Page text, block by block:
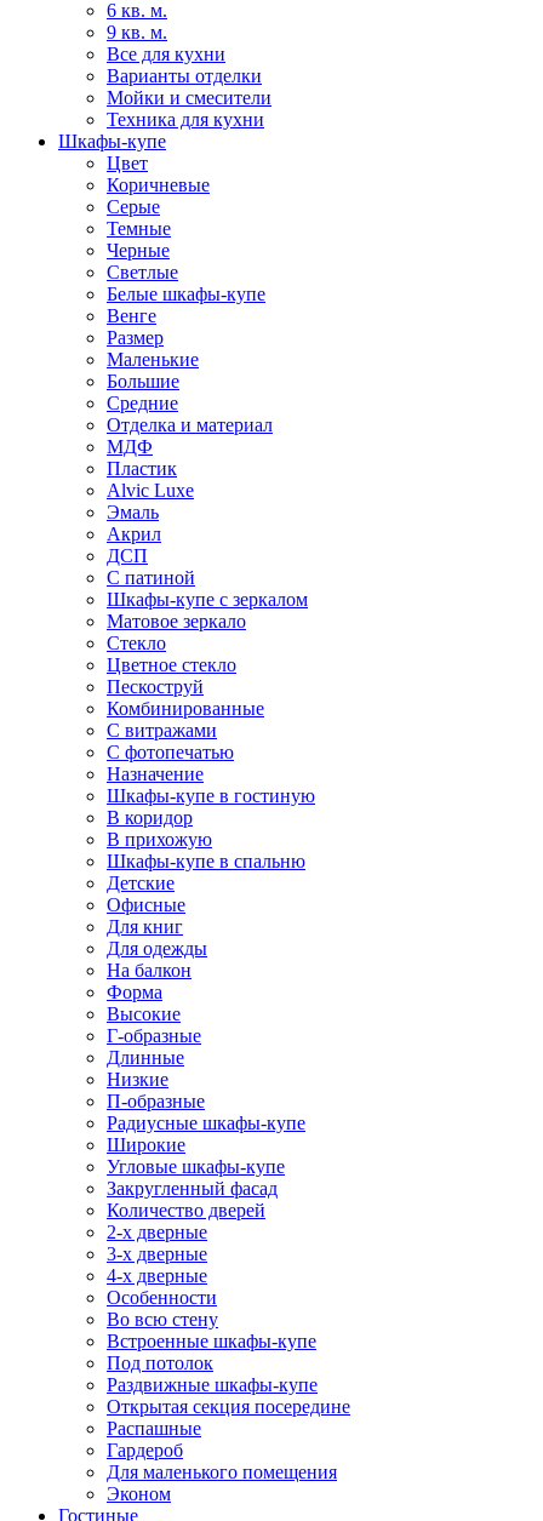
6 кв. м.
9 кв. м.
Все для кухни
Варианты отделки
Мойки и смесители
Техника для кухни
Шкафы-купе
Цвет
Коричневые
Серые
Темные
Черные
Светлые
Белые шкафы-купе
Венге
Размер
Маленькие
Большие
Средние
Отделка и материал
МДФ
Пластик
Alvic Luxe
Эмаль
Акрил
ДСП
С патиной
Шкафы-купе с зеркалом
Матовое зеркало
Стекло
Цветное стекло
Пескоструй
Комбинированные
С витражами
С фотопечатью
Назначение
Шкафы-купе в гостиную
В коридор
В прихожую
Шкафы-купе в спальню
Детские
Офисные
Для книг
Для одежды
На балкон
Форма
Высокие
Г-образные
Длинные
Низкие
П-образные
Радиусные шкафы-купе
Широкие
Угловые шкафы-купе
Закругленный фасад
Количество дверей
2-х дверные
3-х дверные
4-х дверные
Особенности
Во всю стену
Встроенные шкафы-купе
Под потолок
Раздвижные шкафы-купе
Открытая секция посередине
Распашные
Гардероб
Для маленького помещения
Эконом
Гостиные